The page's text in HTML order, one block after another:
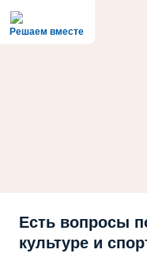
Решаем вместе
Есть вопросы
культуре и